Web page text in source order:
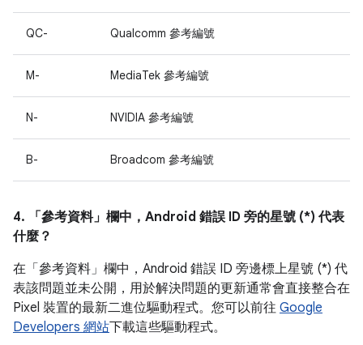
QC- Qualcomm 參考編號
M- MediaTek 參考編號
N- NVIDIA 參考編號
B- Broadcom 參考編號
4. 「參考資料」 欄中，Android 錯誤 ID 旁的星號 (*) 代表
什麼？
在「參考資料」 欄中，Android 錯誤 ID 旁邊標上星號 (*) 代
表該問題並未公開，用於解決問題的更新通常會直接整合在
Pixel 裝置的最新二進位驅動程式。您可以前往 Google
Developers 網站下載這些驅動程式。